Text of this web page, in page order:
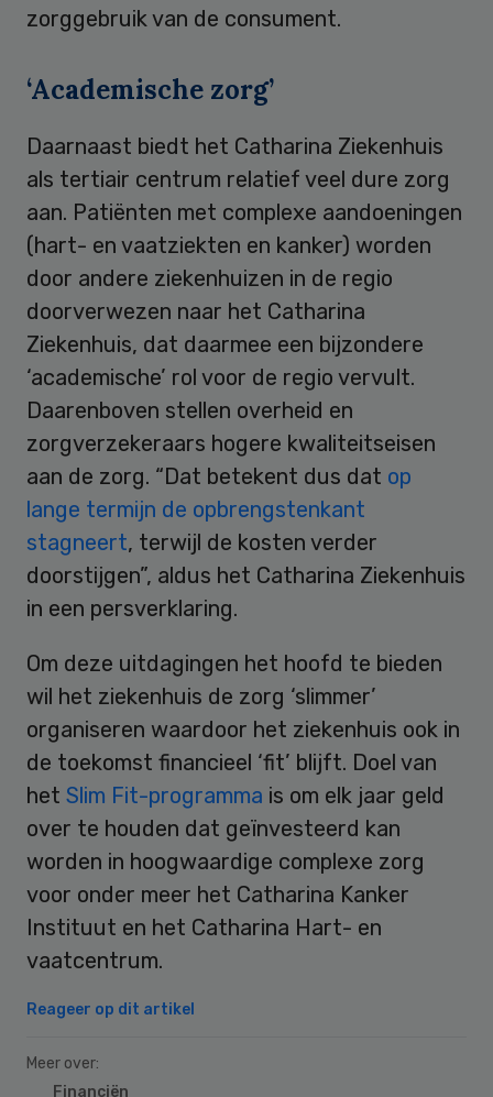
zorggebruik van de consument.
‘Academische zorg’
Daarnaast biedt het Catharina Ziekenhuis
als tertiair centrum relatief veel dure zorg
aan. Patiënten met complexe aandoeningen
(hart- en vaatziekten en kanker) worden
door andere ziekenhuizen in de regio
doorverwezen naar het Catharina
Ziekenhuis, dat daarmee een bijzondere
‘academische’ rol voor de regio vervult.
Daarenboven stellen overheid en
zorgverzekeraars hogere kwaliteitseisen
aan de zorg. “Dat betekent dus dat op
lange termijn de opbrengstenkant
stagneert, terwijl de kosten verder
doorstijgen”, aldus het Catharina Ziekenhuis
in een persverklaring.
Om deze uitdagingen het hoofd te bieden
wil het ziekenhuis de zorg ‘slimmer’
organiseren waardoor het ziekenhuis ook in
de toekomst financieel ‘fit’ blijft. Doel van
het Slim Fit-programma is om elk jaar geld
over te houden dat geïnvesteerd kan
worden in hoogwaardige complexe zorg
voor onder meer het Catharina Kanker
Instituut en het Catharina Hart- en
vaatcentrum.
Reageer op dit artikel
Meer over:
Financiën